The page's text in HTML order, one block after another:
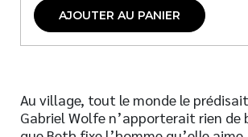
AJOUTER AU PANIER
Au village, tout le monde le
Gabriel Wolfe n’apporterait rien de